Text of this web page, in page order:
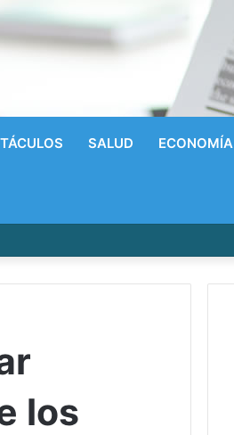
SALUD ECONOMÍA
año y medio, en Los Ríos
los